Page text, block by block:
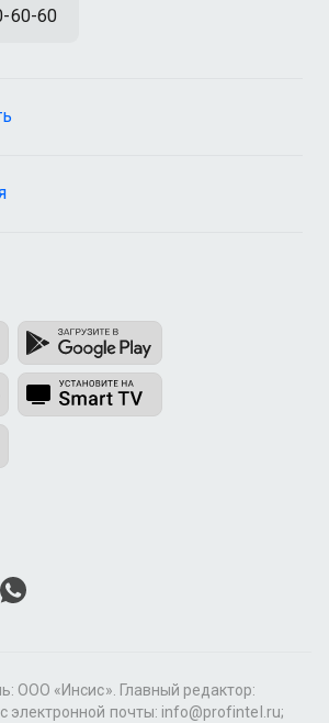
60-60
ООО «Инсис». Главный редактор:
электронной почты: info@profintel.ru;